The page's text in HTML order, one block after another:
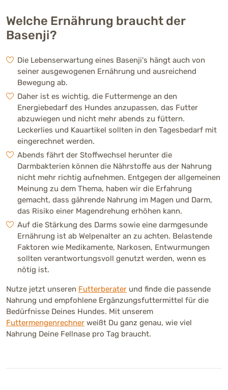
Welche Ernährung braucht der
Basenji?
Die Lebenserwartung eines Basenji's hängt auch von
seiner ausgewogenen Ernährung und ausreichend
Bewegung ab.
Daher ist es wichtig, die Futtermenge an den
Energiebedarf des Hundes anzupassen, das Futter
abzuwiegen und nicht mehr abends zu füttern.
Leckerlies und Kauartikel sollten in den Tagesbedarf mit
eingerechnet werden.
Abends fährt der Stoffwechsel herunter die
Darmbakterien können die Nährstoffe aus der Nahrung
nicht mehr richtig aufnehmen. Entgegen der allgemeinen
Meinung zu dem Thema, haben wir die Erfahrung
gemacht, dass gährende Nahrung im Magen und Darm,
das Risiko einer Magendrehung erhöhen kann.
Auf die Stärkung des Darms sowie eine darmgesunde
Ernährung ist ab Welpenalter an zu achten. Belastende
Faktoren wie Medikamente, Narkosen, Entwurmungen
sollten verantwortungsvoll genutzt werden, wenn es
nötig ist.
Nutze jetzt unseren Futterberater und finde die passende
Nahrung und empfohlene Ergänzungsfuttermittel für die
Bedürfnisse Deines Hundes. Mit unserem
Futtermengenrechner weißt Du ganz genau, wie viel
Nahrung Deine Fellnase pro Tag braucht.